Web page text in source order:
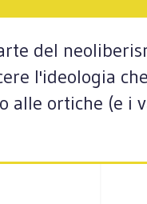
del
l'ideologia che
alle ortiche (e i